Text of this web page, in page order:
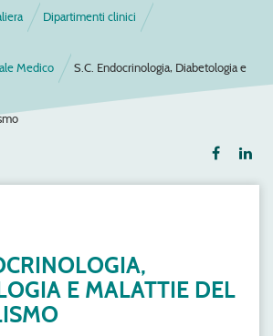
Dipartimenti clinici
Medico S.C. Endocrinologia, Diabetologia e
E MALATTIE DEL